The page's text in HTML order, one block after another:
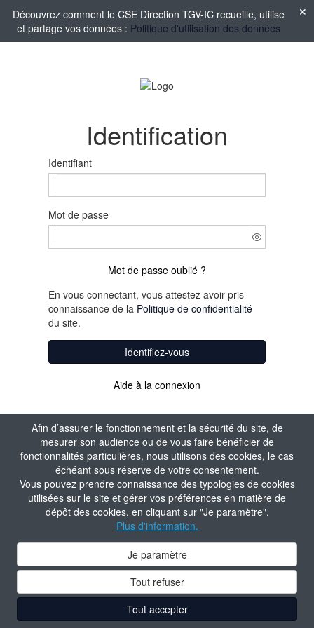
Afin d’assurer le fonctionnement et la sécurité du site, de
mesurer son audience ou de vous faire bénéficier de
fonctionnalités particulières, nous utilisons des cookies, le cas
échéant sous réserve de votre consentement.
Vous pouvez prendre connaissance des typologies de cookies
utilisées sur le site et gérer vos préférences en matière de
dépôt des cookies, en cliquant sur "Je paramètre".
Plus d'information.
Je paramètre
Tout refuser
Tout accepter
Découvrez comment le CSE Direction TGV-IC recueille, utilise
et partage vos données : Politique d'utilisation des données
Identification
Identifiant
Mot de passe
Mot de passe oublié ?
En vous connectant, vous attestez avoir pris
connaissance de la Politique de confidentialité
du site.
Identifiez-vous
Aide à la connexion